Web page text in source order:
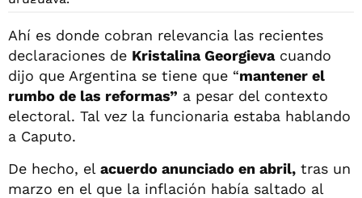
Ahí es donde cobran relevancia las recientes
declaraciones de Kristalina Georgievacuando
dijo que Argentina se tiene que “mantener el
rumbo de las reformas” a pesar del contexto
electoral. Tal vez la funcionaria estaba hablando
a Caputo.
De hecho, el acuerdo anunciado en abril, tras un
marzo en el que la inflación había saltado al